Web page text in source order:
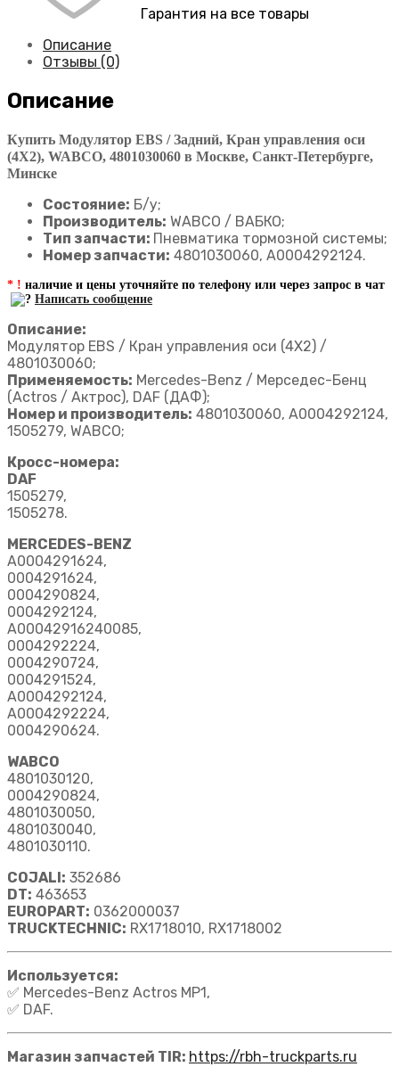
Гарантия на все товары
Описание
Отзывы (0)
Описание
Купить Модулятор EBS / Задний, Кран управления оси
(4X2), WABCO, 4801030060 в Москве, Санкт-Петербурге,
Минске
Состояние: Б/у;
Производитель: WABCO / ВАБКО;
Тип запчасти: Пневматика тормозной системы;
Номер запчасти: 4801030060, A0004292124.
* ! наличие и цены уточняйте по телефону или через запрос в чат
Написать сообщение
Описание:
Модулятор EBS / Кран управления оси (4X2) /
4801030060;
Применяемость: Mercedes-Benz / Мерседес-Бенц
(Actros / Актрос), DAF (ДАФ);
Hoмep и производитель: 4801030060, A0004292124,
1505279, WABCO;
Кросс-номера:
DAF
1505279,
1505278.
MERCEDES-BENZ
A0004291624,
0004291624,
0004290824,
0004292124,
A00042916240085,
0004292224,
0004290724,
0004291524,
A0004292124,
A0004292224,
0004290624.
WABCO
4801030120,
0004290824,
4801030050,
4801030040,
4801030110.
COJALI: 352686
DT: 463653
EUROPART: 0362000037
TRUCKTECHNIC: RX1718010, RX1718002
Используется:
✅ Mercedes-Benz Actros MP1,
✅ DAF.
Магазин запчастей TIR: https://rbh-truckparts.ru